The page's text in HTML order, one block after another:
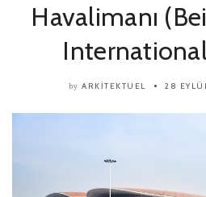
Havalimanı
by ARKITEKTUEL 28